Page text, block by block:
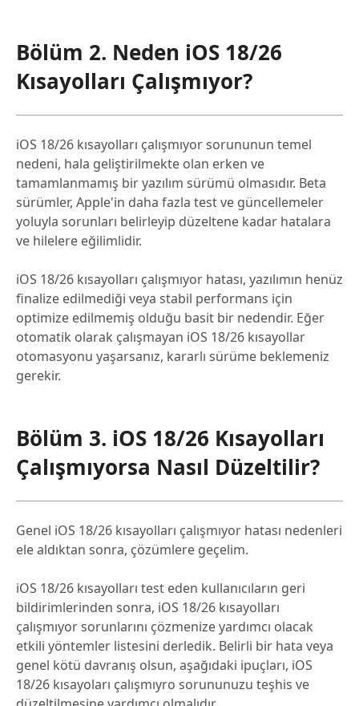
Bölüm 2. Neden iOS 18/26
Kısayolları Çalışmıyor?
iOS 18/26 kısayolları çalışmıyor sorununun temel
nedeni, hala geliştirilmekte olan erken ve
tamamlanmamış bir yazılım sürümü olmasıdır. Beta
sürümler, Apple'in daha fazla test ve güncellemeler
yoluyla sorunları belirleyip düzeltene kadar hatalara
ve hilelere eğilimlidir.
iOS 18/26 kısayolları çalışmıyor hatası, yazılımın henüz
finalize edilmediği veya stabil performans için
optimize edilmemiş olduğu basit bir nedendir. Eğer
otomatik olarak çalışmayan iOS 18/26 kısayollar
otomasyonu yaşarsanız, kararlı sürüme beklemeniz
gerekir.
Bölüm 3. iOS 18/26 Kısayolları
Çalışmıyorsa Nasıl Düzeltilir?
Genel iOS 18/26 kısayolları çalışmıyor hatası nedenleri
ele aldıktan sonra, çözümlere geçelim.
iOS 18/26 kısayolları test eden kullanıcıların geri
bildirimlerinden sonra, iOS 18/26 kısayolları
çalışmıyor sorunlarını çözmenize yardımcı olacak
etkili yöntemler listesini derledik. Belirli bir hata veya
genel kötü davranış olsun, aşağıdaki ipuçları, iOS
18/26 kısayoları çalışmıyro sorununuzu teşhis ve